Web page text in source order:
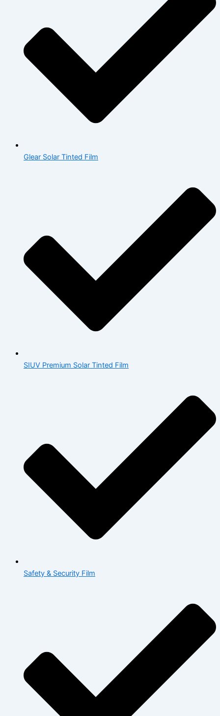
Glear Solar Tinted Film
SIUV Premium Solar Tinted Film
Safety & Security Film